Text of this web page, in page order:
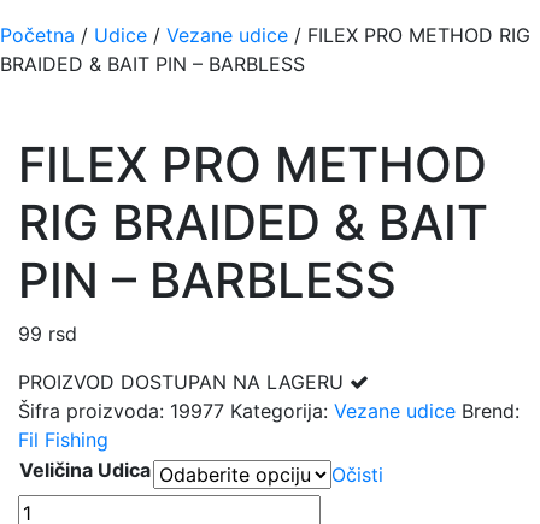
Početna / Udice / Vezane udice / FILEX PRO METHOD RIG
BRAIDED & BAIT PIN – BARBLESS
FILEX PRO METHOD
RIG BRAIDED & BAIT
PIN – BARBLESS
99 rsd
PROIZVOD DOSTUPAN NA LAGERU
Šifra proizvoda: 19977 Kategorija: Vezane udice Brend:
Fil Fishing
Veličina Udica
Očisti
FILEX